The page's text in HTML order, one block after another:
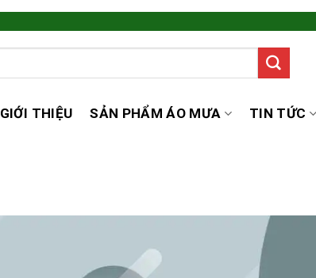
GIỚI THIỆU SẢN PHẨM ÁO MƯA TIN TỨC